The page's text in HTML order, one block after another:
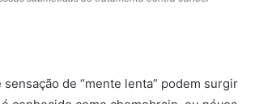
de “mente lenta” podem surgir